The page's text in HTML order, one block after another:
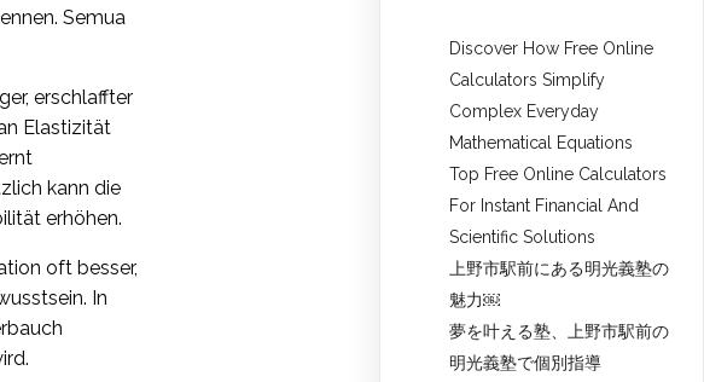
Semua
erschlaffter
Elastizität
kann die
erhöhen.
oft besser,
In
Discover How Free Online
Calculators Simplify
Complex Everyday
Mathematical Equations
Top Free Online Calculators
For Instant Financial And
Scientific Solutions
上野市駅前にある明光義塾の
魅力￼
夢を叶える塾、上野市駅前の
明光義塾で個別指導